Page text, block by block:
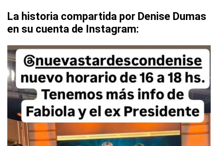
La historia compartida por Denise Dumas
en su cuenta de Instagram: